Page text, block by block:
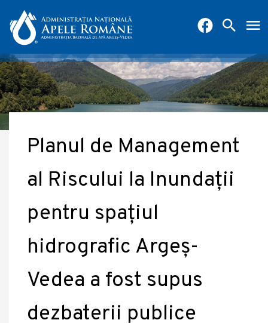
Planul de Management
al Riscului la Inundații
pentru spațiul
hidrografic Argeș-
Vedea a fost supus
dezbaterii publice